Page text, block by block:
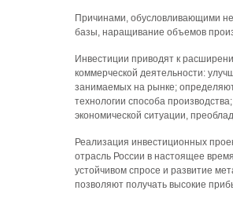
Причинами, обусловливающими
базы, наращивание объемов
Инвестиции приводят к
коммерческой деятельности:
занимаемых на рынке;
технологии способа
экономической ситуации,
Реализация инвестиционных
отрасль России в настоящее
устойчивом спросе и развитие
позволяют получать высокие